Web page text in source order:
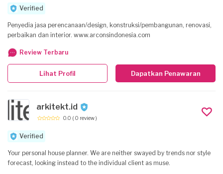
Verified
Penyedia jasa perencanaan/design, konstruksi/pembangunan, renovasi,
perbaikan dan interior. www.arconsindonesia.com
Review Terbaru
Dapatkan Penawaran
Lihat Profil
arkitekt.id
0.0 ( 0 review )
Verified
Your personal house planner. We are neither swayed by trends nor style
forecast, looking instead to the individual client as muse.